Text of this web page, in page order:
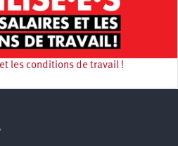
les conditions de travail !